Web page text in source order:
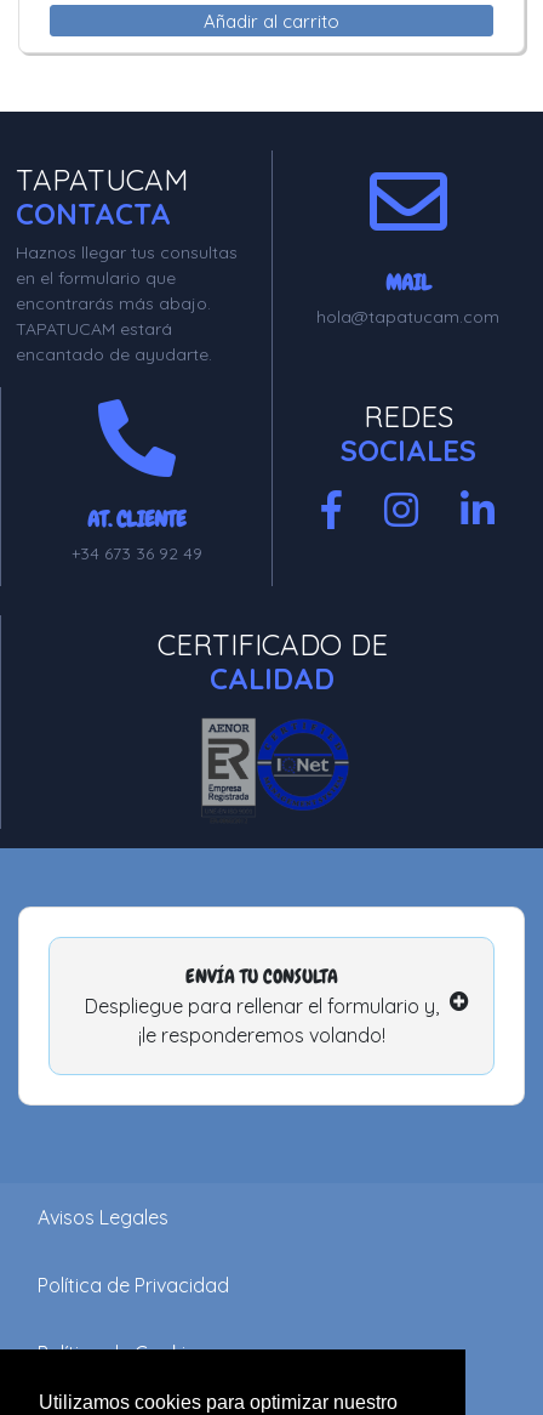
Utilizamos cookies para optimizar nuestro
Añadir al carrito
TAPATUCAM
CONTACTA
Haznos llegar tus consultas
en el formulario que
encontrarás más abajo.
TAPATUCAM estará
encantado de ayudarte.
MAIL
hola@tapatucam.com
AT. CLIENTE
+34 673 36 92 49
REDES
SOCIALES
CERTIFICADO DE
CALIDAD
ENVÍA TU CONSULTA
Despliegue para rellenar el formulario y,
¡le responderemos volando!
Avisos Legales
Política de Privacidad
Política de Cookies